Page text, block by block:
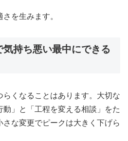
を生みます。
持ち悪い最中にできる
くなることはあります。大切な
」と「工程を変える相談」をた
な変更でピークは大きく下げら